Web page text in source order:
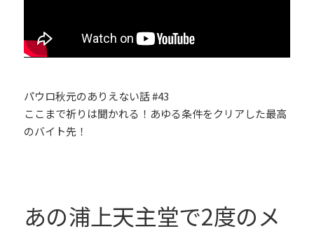
パウロ秋元のありえない話 #43
ここまで祈りは聞かれる！あゆる条件をクリアした最高
のバイト先！
あの浦上天主堂で2度のメ